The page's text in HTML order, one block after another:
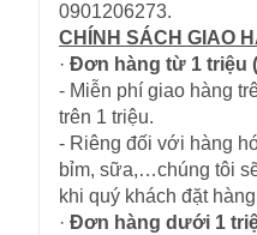
0901206273.
CHÍNH SÁCH GIAO
· Đơn hàng từ 1 triệu
- Miễn phí giao hàng
trên 1 triệu.
- Riêng đối với hàng
bỉm, sữa,…chúng tôi
khi quý khách đặt hàng
· Đơn hàng dưới 1